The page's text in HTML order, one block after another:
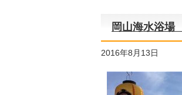
岡山海水浴
2016年8月13日